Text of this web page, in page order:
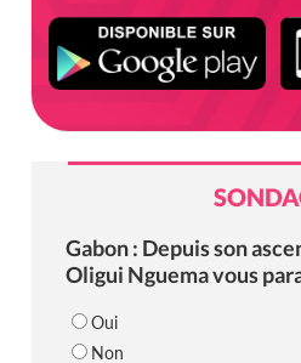
Gabon : Depuis son
Oligui Nguema vous
Oui
Non